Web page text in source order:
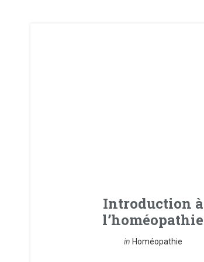
Introduction à
l’homéopathie
in Homéopathie